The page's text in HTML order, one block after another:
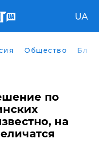
UA
Общество
по
на